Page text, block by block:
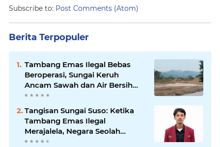
Subscribe to: Post Comments (Atom)
Berita Terpopuler
Tambang Emas Ilegal Bebas
Beroperasi, Sungai Keruh
Ancam Sawah dan Air Bersih
Warga Luwu
Tangisan Sungai Suso: Ketika
Tambang Emas Ilegal
Merajalela, Negara Seolah
Memilih Diam